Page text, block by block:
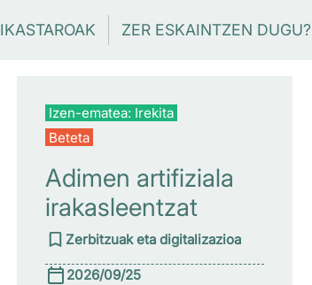
IKASTAROAK
ZER ESKAINTZEN DUGU?
Izen-ematea: Irekita
Beteta
Adimen artifiziala
irakasleentzat
Zerbitzuak eta digitalizazioa
2026/09/25